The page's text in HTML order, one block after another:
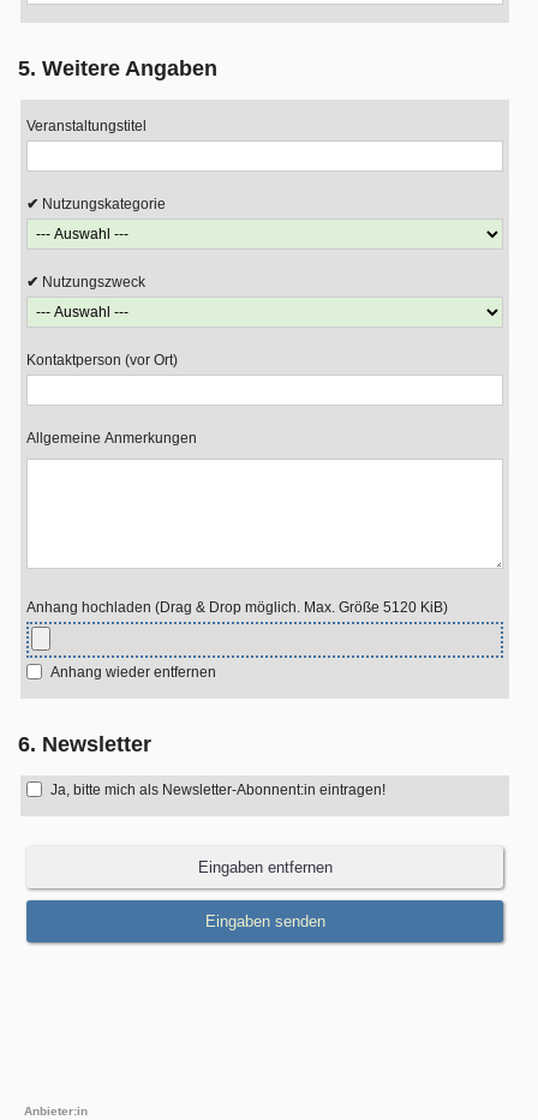
5. Weitere Angaben
Veranstaltungstitel
Nutzungskategorie
Nutzungszweck
Kontaktperson (vor Ort)
Allgemeine Anmerkungen
Anhang hochladen (Drag & Drop möglich. Max. Größe 5120 KiB)
Anhang wieder entfernen
6. Newsletter
Ja, bitte mich als Newsletter-Abonnent:in eintragen!
Anbieter:in